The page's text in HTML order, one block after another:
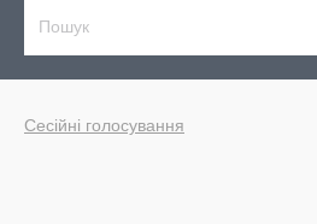
Сесійні голосування